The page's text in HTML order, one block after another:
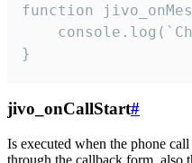
function
}
jivo_onCallStart#
Is executed when the phone
through the callback form, also